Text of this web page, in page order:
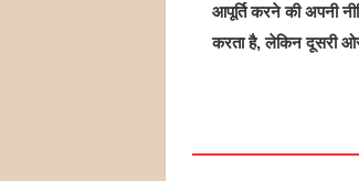
आपूर्ति करने की अपनी
करता है, लेकिन दूसरी ओर